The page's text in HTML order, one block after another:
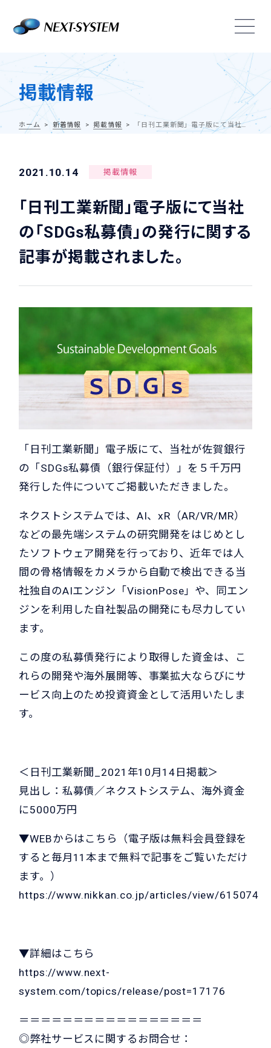
掲載情報
ホーム 新着情報 掲載情報 「日刊工業新聞」電子版にて当社の「SDGs私募債」の発行に関する記事が掲載されました。
2021.10.14 掲載情報
「日刊工業新聞」電子版にて当社
の「SDGs私募債」の発行に関する
記事が掲載されました。
「日刊工業新聞」電子版にて、当社が佐賀銀行
の「SDGs私募債（銀行保証付）」を５千万円
発行した件についてご掲載いただきました。
ネクストシステムでは、AI、xR（AR/VR/MR）
などの最先端システムの研究開発をはじめとし
たソフトウェア開発を行っており、近年では人
間の骨格情報をカメラから自動で検出できる当
社独自のAIエンジン「VisionPose」や、同エン
ジンを利用した自社製品の開発にも尽力してい
ます。
この度の私募債発行により取得した資金は、こ
れらの開発や海外展開等、事業拡大ならびにサ
ービス向上のため投資資金として活用いたしま
す。
＜日刊工業新聞_2021年10月14日掲載＞
見出し：私募債／ネクストシステム、海外資金
に5000万円
▼WEBからはこちら（電子版は無料会員登録を
すると毎月11本まで無料で記事をご覧いただけ
ます。）
https://www.nikkan.co.jp/articles/view/615074
▼詳細はこちら
https://www.next-
system.com/topics/release/post=17176
＝＝＝＝＝＝＝＝＝＝＝＝＝＝＝＝＝
◎弊社サービスに関するお問合せ：